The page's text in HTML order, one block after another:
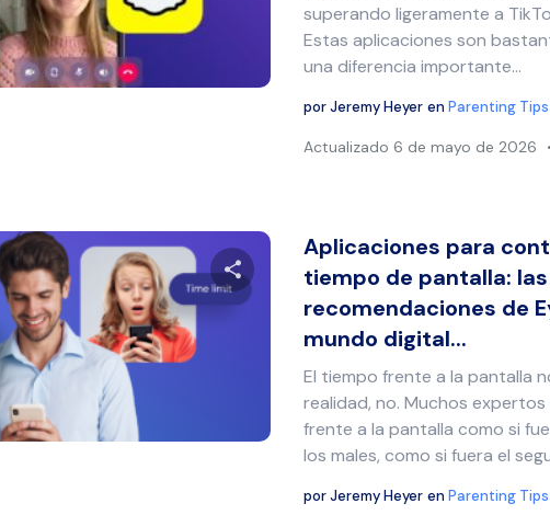
Facebook Copiar enlace
superando ligeramente a
Estas aplicaciones son
una diferencia importante...
porJeremy Heyer enParenting Tips
Actualizado 6 de mayo de 2026
Comparte este artículo
Aplicaciones para
tiempo de pantalla: las
recomendaciones de
mundo digital...
El tiempo frente a la pantalla
realidad, no. Muchos
frente a la pantalla como si
los males, como si fuera el
porJeremy Heyer enParenting Tips